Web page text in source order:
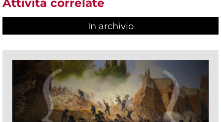
Attività correlate
In archivio